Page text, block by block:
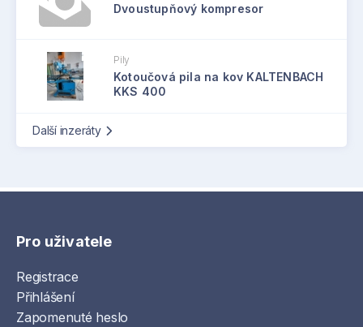
Dvoustupňový kompresor
Pily
Kotoučová pila na kov KALTENBACH
KKS 400
Další inzeráty
Pro uživatele
Registrace
Přihlášení
Zapomenuté heslo